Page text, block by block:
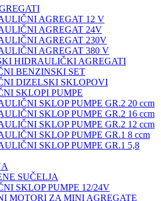
AGREGAT 12 V
AGREGAT 24V
AGREGAT 230V
AGREGAT 380 V
HIDRAULIČKI AGREGATI
BENZINSKI SET
DIZELSKI SKLOPOVI
SKLOPI PUMPE
SKLOP PUMPE GR.2 20 ccm
SKLOP PUMPE GR.2 16 ccm
SKLOP PUMPE GR.2 12 ccm
SKLOP PUMPE GR.1 8 ccm
SKLOP PUMPE GR.1 5,8
SUČELJA
SKLOP PUMPE 12/24V
MOTORI ZA MINI AGREGATE